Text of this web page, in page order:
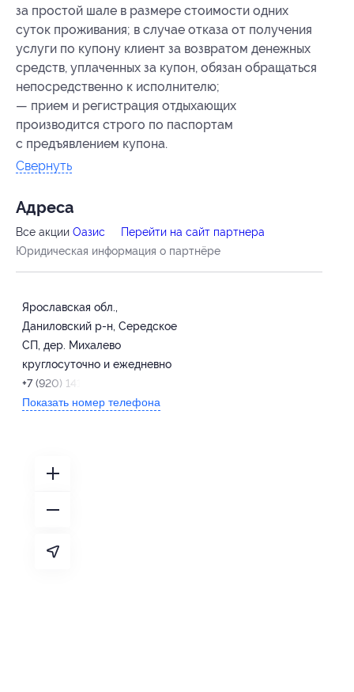
за простой шале в размере стоимости одних
суток проживания; в случае отказа от получения
услуги по купону клиент за возвратом денежных
средств, уплаченных за купон, обязан обращаться
непосредственно к исполнителю;
— прием и регистрация отдыхающих
производится строго по паспортам
с предъявлением купона.
Свернуть
Адресa
Все акции Оазис
Перейти на сайт партнера
Юридическая информация о партнёре
Ярославская обл.,
Даниловский р-н, Середское
СП, дер. Михалево
круглосуточно и ежедневно
+7 (920) 141-91-11
Показать номер телефона